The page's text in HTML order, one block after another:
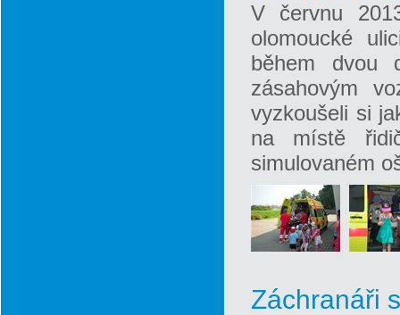
V červnu
olomoucké
během dvou
zásahovým
vyzkoušeli si
na místě
simulovaném
Záchranáři